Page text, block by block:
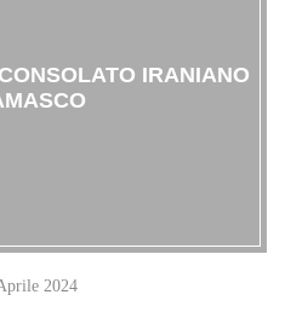
IRANIANO
2024